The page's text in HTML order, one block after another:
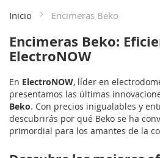
Inicio Encimeras Beko
Encimeras Beko:
ElectroNOW
En ElectroNOW, líder en
presentamos las últimas
Beko. Con precios inigualables y
descubrirás por qué Beko se ha
primordial para los amantes de la